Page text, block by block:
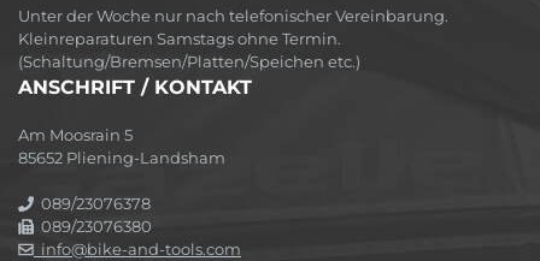
Unter der Woche nur nach telefonischer Vereinbarung.
Kleinreparaturen Samstags ohne Termin.
(Schaltung/Bremsen/Platten/Speichen etc.)
ANSCHRIFT / KONTAKT
Am Moosrain 5
85652 Pliening-Landsham
089/23076378
089/23076380
info@bike-and-tools.com